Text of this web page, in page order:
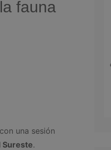
fauna
una sesión
Sureste.